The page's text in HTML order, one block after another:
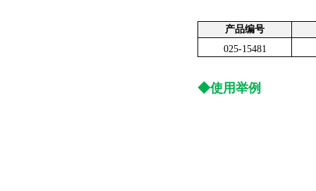
产品编号
025-15481
◆使用举例